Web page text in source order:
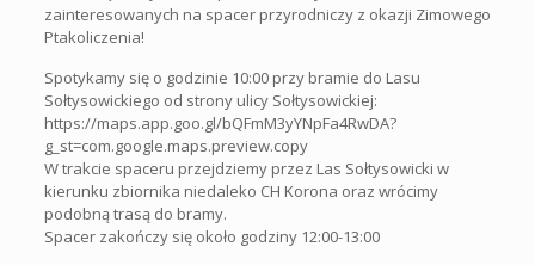
zainteresowanych na spacer przyrodniczy z okazji Zimowego
Ptakoliczenia!
Spotykamy się o godzinie 10:00 przy bramie do Lasu
Sołtysowickiego od strony ulicy Sołtysowickiej:
https://maps.app.goo.gl/bQFmM3yYNpFa4RwDA?
g_st=com.google.maps.preview.copy
W trakcie spaceru przejdziemy przez Las Sołtysowicki w
kierunku zbiornika niedaleko CH Korona oraz wrócimy
podobną trasą do bramy.
Spacer zakończy się około godziny 12:00-13:00